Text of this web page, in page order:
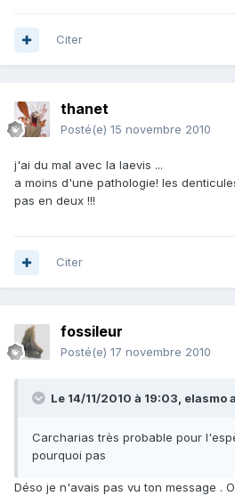
Citer
thanet
Posté(e) 15 novembre 2010
j'ai du mal avec la laevis ...
a moins d'une pathologie! les
pas en deux !!!
Citer
fossileur
Posté(e) 17 novembre 2010
Le 14/11/2010 à 19:03, elasmo
Carcharias très probable pour
pourquoi pas
Déso je n'avais pas vu ton message .